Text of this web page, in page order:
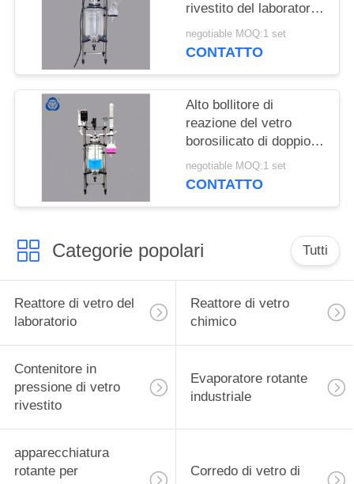
rivestito del laboratorio
del doppio di Pyrex con
il pulsometro
negotiable MOQ:1 set
CONTATTO
Alto bollitore di
reazione del vetro
borosilicato di doppio
strato con l'agitatore
del reattore
negotiable MOQ:1 set
CONTATTO
Categorie popolari Tutti
Reattore di vetro del
laboratorio
Reattore di vetro
chimico
Contenitore in
pressione di vetro
rivestito
Evaporatore rotante
industriale
apparecchiatura
rotante per
Corredo di vetro di